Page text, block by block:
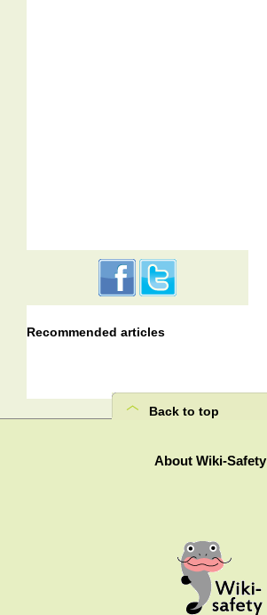
Recommended articles
Back to top
About Wiki-Safety